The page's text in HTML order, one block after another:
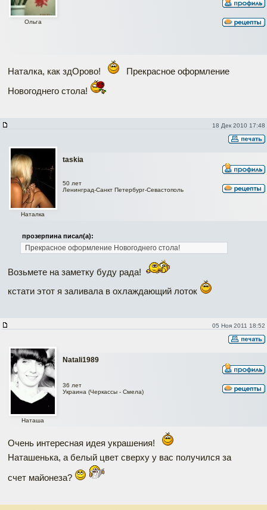
Ольга
Наталка, как здОрово!
Прекрасное оформление
Новогоднего стола!
18 Дек 2010 17:48
taskia
Наталка
50 лет
Ленинград-Санкт Петербург-Севастополь
прозерпина писал(а):
Прекрасное оформление Новогоднего стола!
Возьмете на заметку буду рада!
кстати этот я заливала в охлаждающий лоток
05 Ноя 2011 18:52
Natali1989
Наташа
36 лет
Украина (Черкассы - Смела)
Очень интересная идея украшения!
Наташенька, а белый цвет сверху у вас получился за
счет майонеза?